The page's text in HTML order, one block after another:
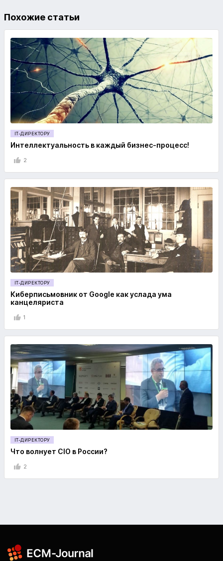
Похожие статьи
IT-ДИРЕКТОРУ
Интеллектуальность в каждый бизнес-процесс!
2
IT-ДИРЕКТОРУ
Киберписьмовник от Google как услада ума
канцеляриста
1
IT-ДИРЕКТОРУ
Что волнует CIO в России?
2